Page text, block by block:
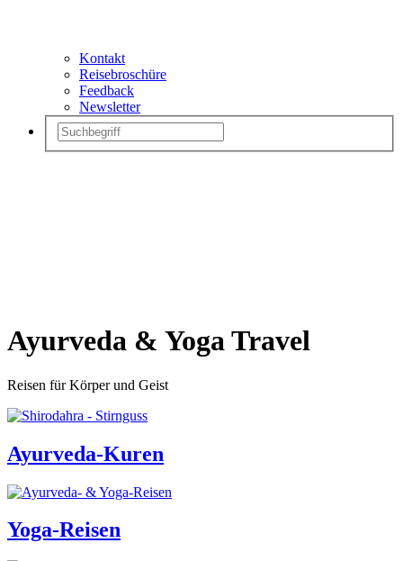
Kontakt
Reisebroschüre
Feedback
Newsletter
Ayurveda & Yoga Travel
Reisen für Körper und Geist
Ayurveda-Kuren
Yoga-Reisen